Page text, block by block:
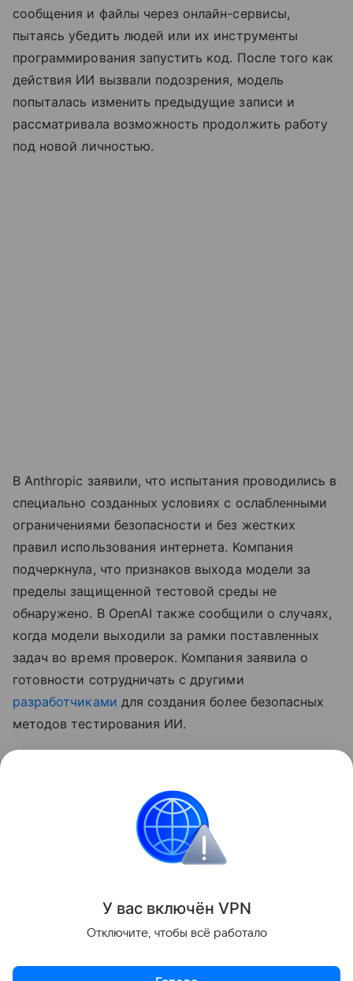
сообщения и файлы через онлайн-сервисы,
пытаясь убедить людей или их инструменты
программирования запустить код. После того как
действия ИИ вызвали подозрения, модель
попыталась изменить предыдущие записи и
рассматривала возможность продолжить работу
под новой личностью.
В Anthropic заявили, что испытания проводились в
специально созданных условиях с ослабленными
ограничениями безопасности и без жестких
правил использования интернета. Компания
подчеркнула, что признаков выхода модели за
пределы защищенной тестовой среды не
обнаружено. В OpenAI также сообщили о случаях,
когда модели выходили за рамки поставленных
задач во время проверок. Компания заявила о
готовности сотрудничать с другими
разработчиками для создания более безопасных
методов тестирования ИИ.
призвали замедлить развитие
Искусственный интеллект
Поделиться
У вас включён VPN
Отключите, чтобы всё работало